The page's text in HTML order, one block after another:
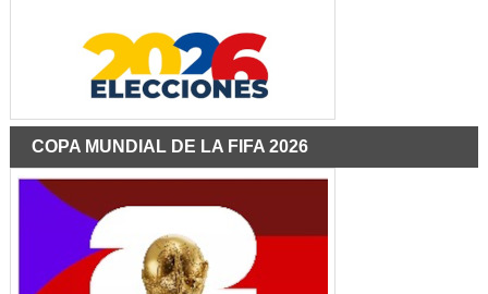
COPA MUNDIAL DE LA FIFA 2026